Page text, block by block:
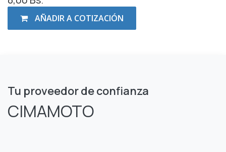
AÑADIR A COTIZACIÓN
Tu proveedor de confianza
CIMAMOTO